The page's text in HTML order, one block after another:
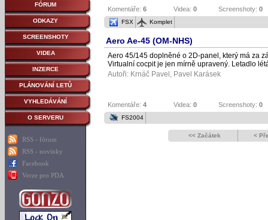
FÓRUM
ODKAZY
SCREENSHOTY
VIDEA
INZERCE
PLÁNOVÁNÍ LETŮ
VYHLEDÁVÁNÍ
O SERVERU
RSS - fórum
RSS - novinky
Facebook
Verze pro PDA
Komentáře: 6 Videa: 0 Screenshoty: 0
FSX Komplet
Aero Ae-45 (OM-NHS)
Aero 45/145 doplněné o 2D-panel, který má za
Virtualní cocpit je jen mírně upravený. Letadlo
Autoři: Krnáč Pavel , Pavel Karásek
Komentáře: 4 Videa: 0 Screenshoty: 0
FS2004
<< Začátek <